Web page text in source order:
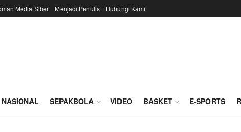
Media Siber Menjadi Penulis Hubungi Kami
NASIONAL SEPAKBOLA VIDEO BASKET E-SPORTS